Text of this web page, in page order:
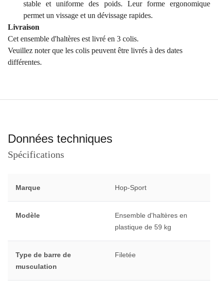
stable et uniforme des poids. Leur forme ergonomique
permet un vissage et un dévissage rapides.
Livraison
Cet ensemble d'haltères est livré en 3 colis.
Veuillez noter que les colis peuvent être livrés à des dates
différentes.
Données techniques
Spécifications
Marque Hop-Sport
Modèle
Ensemble d'haltères en
plastique de 59 kg
Type de barre de
musculation
Filetée